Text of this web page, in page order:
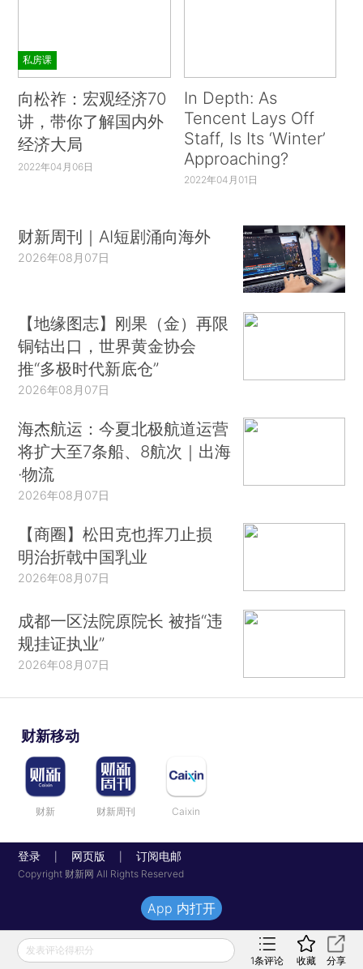
私房课
向松祚：宏观经济70
讲，带你了解国内外
经济大局
2022年04月06日
In Depth: As
Tencent Lays Off
Staff, Is Its ‘Winter’
Approaching?
2022年04月01日
财新周刊｜AI短剧涌向海外
2026年08月07日
【地缘图志】刚果（金）再限
铜钴出口，世界黄金协会
推“多极时代新底仓”
2026年08月07日
海杰航运：今夏北极航道运营
将扩大至7条船、8航次｜出海
·物流
2026年08月07日
【商圈】松田克也挥刀止损
明治折戟中国乳业
2026年08月07日
成都一区法院原院长 被指“违
规挂证执业”
2026年08月07日
财新移动
财新 财新周刊 Caixin
登录 网页版 订阅电邮
Copyright 财新网 All Rights Reserved
发表评论得积分
1条评论 收藏 分享
App 内打开